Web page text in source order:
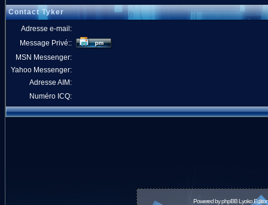
Contact Tyker
Adresse e-mail:
Message Privé::
MSN Messenger:
Yahoo Messenger:
Adresse AIM:
Numéro ICQ:
Powered byphpBBLyoko